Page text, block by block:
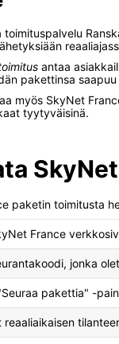
toimituspalvelu
antaa
pakettinsa saapuu
myös SkyNet
tyytyväisinä.
paketin toimitusta
France
jonka
pakettia" -
reaaliaikaisen